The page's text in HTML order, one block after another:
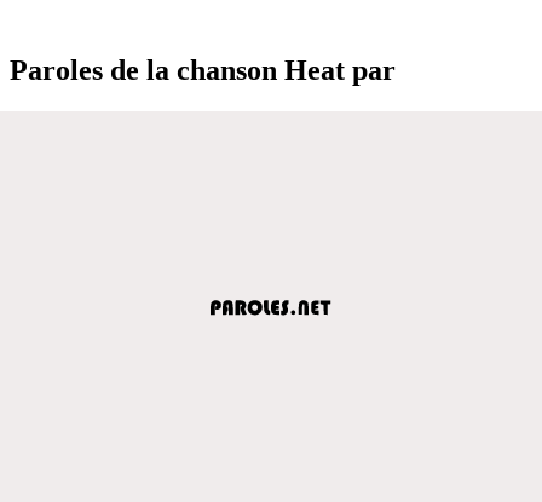
Paroles de la chanson Heat par